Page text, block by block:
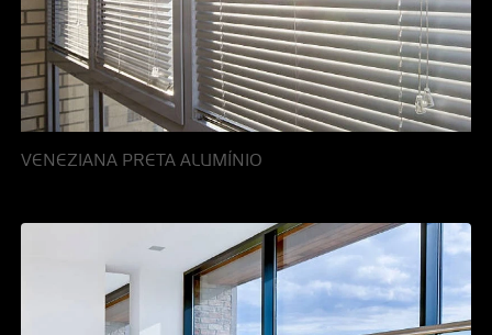
VENEZIANA PRETA ALUMÍNIO